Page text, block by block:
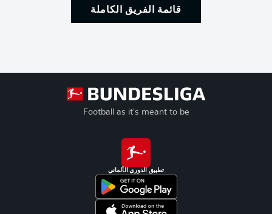
قائمة الفريق الكاملة
Football as it's meant to be
تطبيق الدوري الألماني